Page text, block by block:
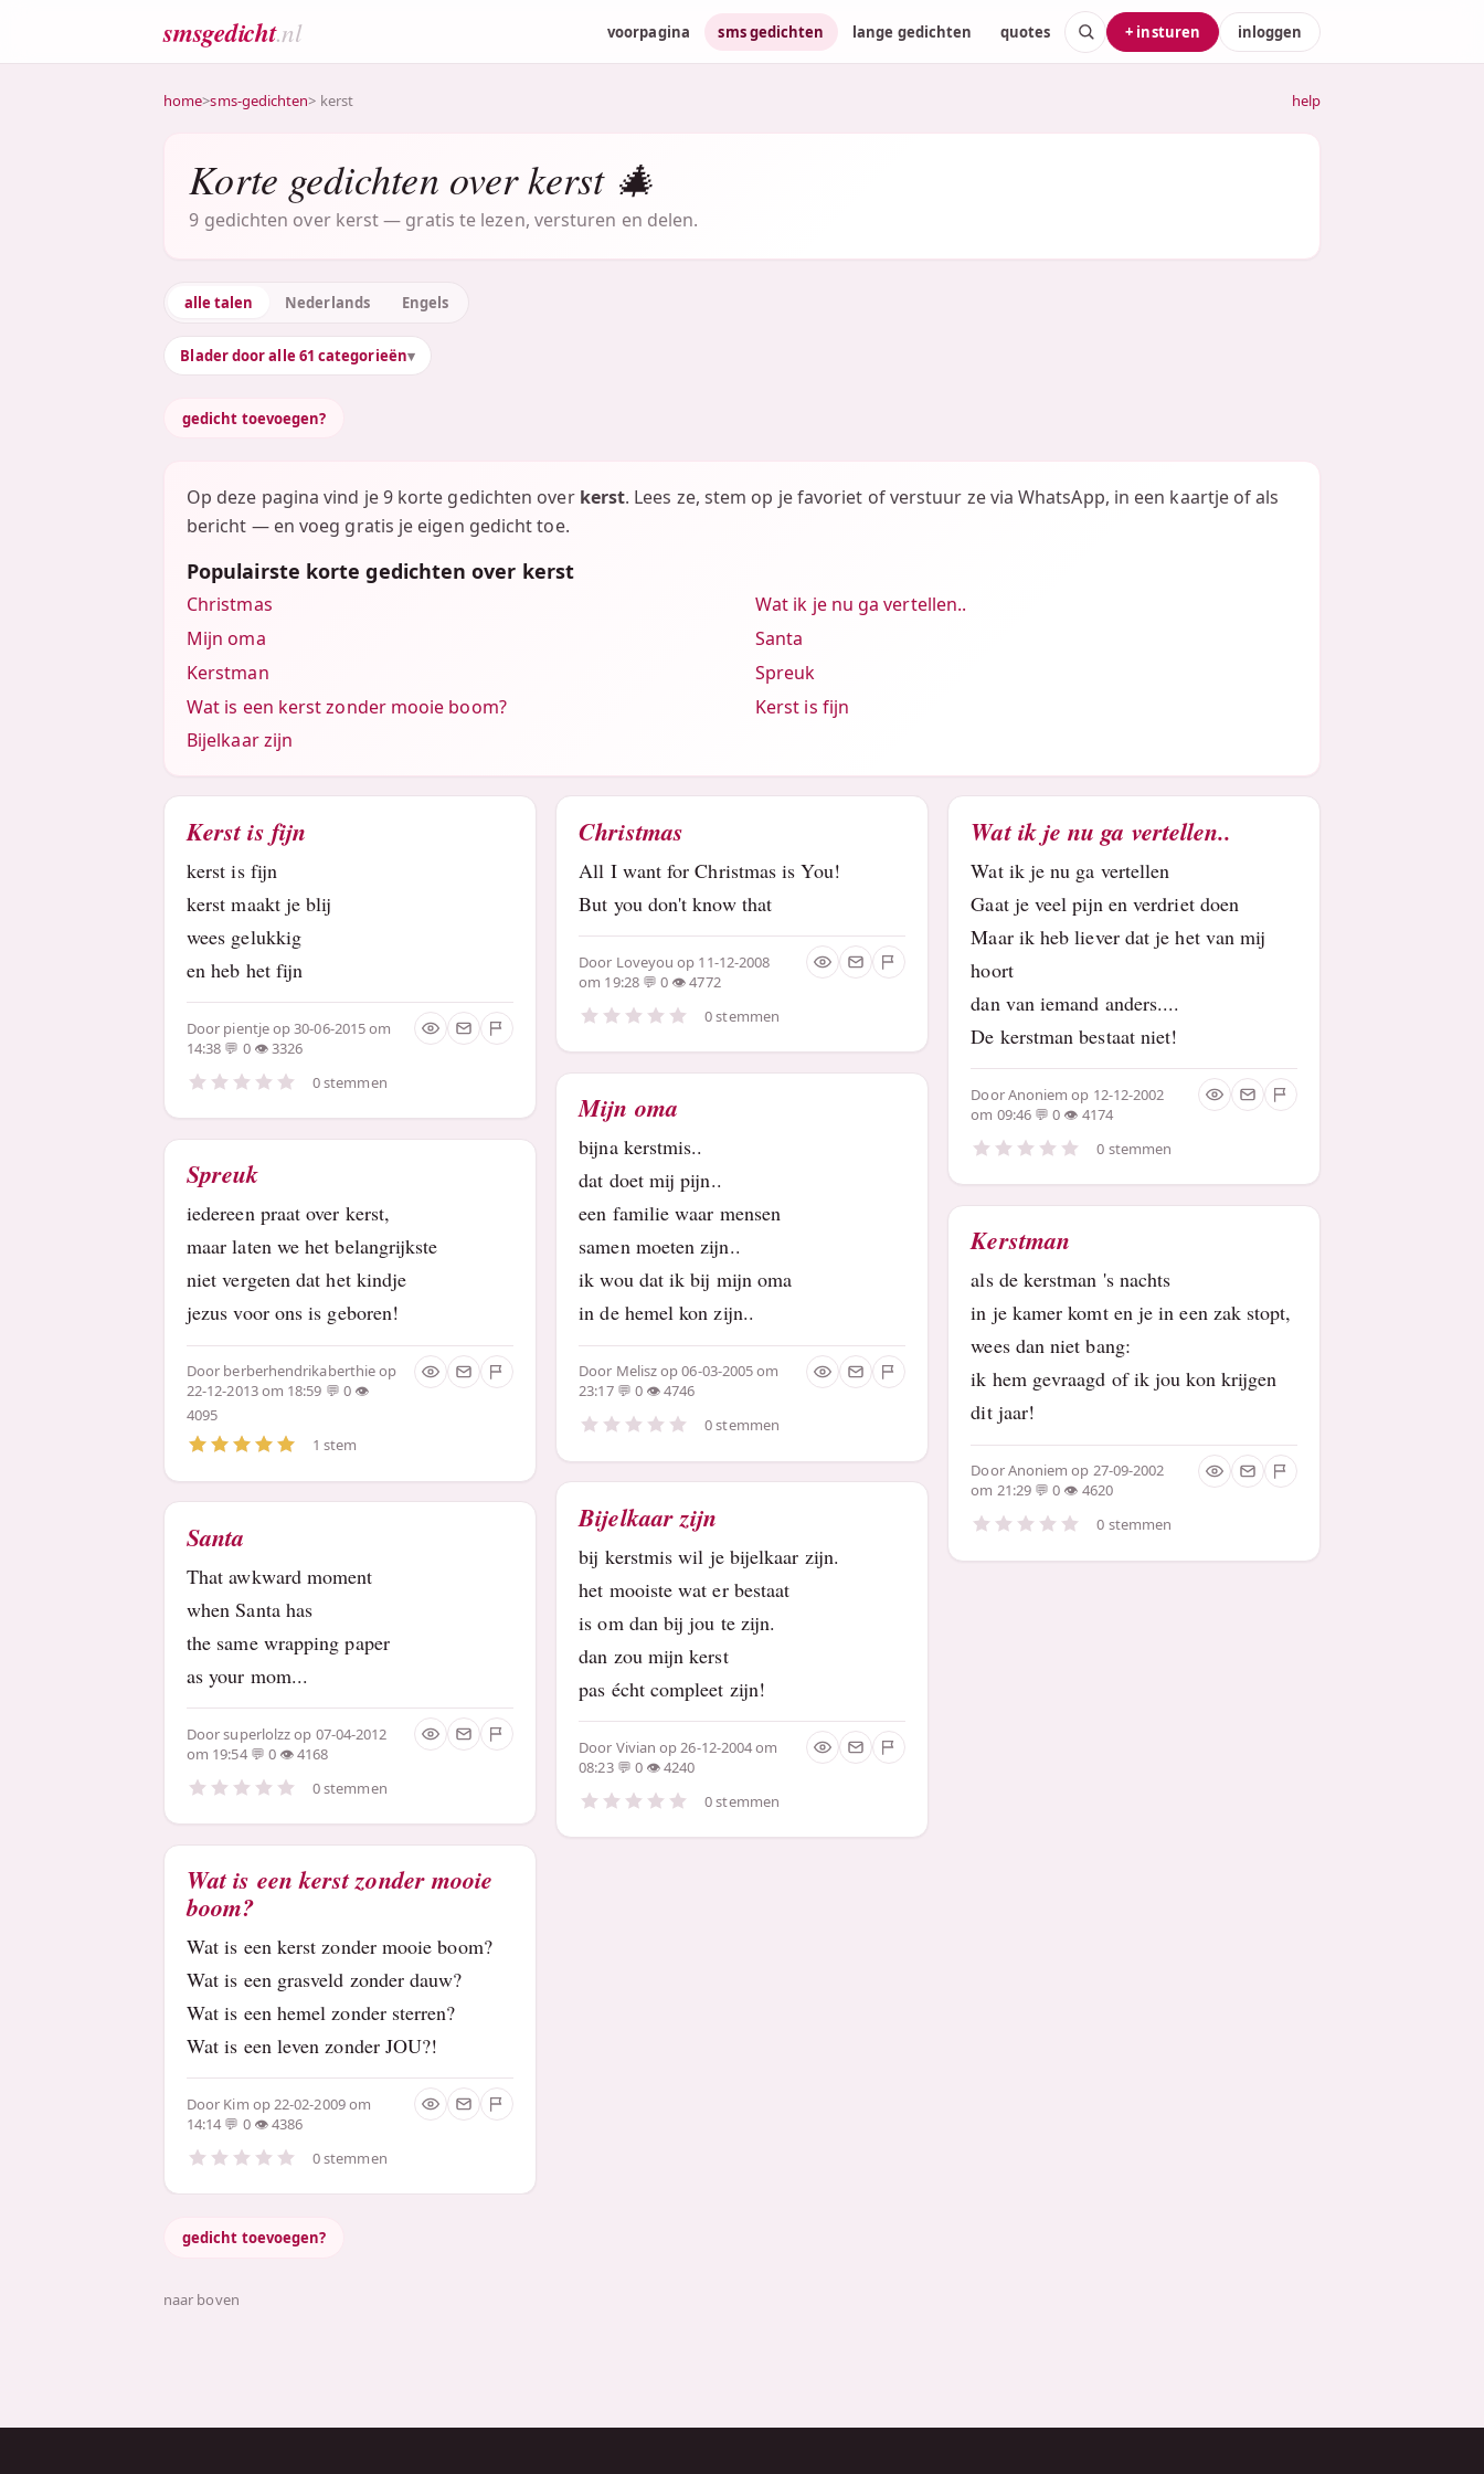
smsgedicht.nl voorpagina sms gedichten lange gedichten quotes + insturen inloggen
home>sms-gedichten> kerst help
Korte gedichten over kerst 🎄
9 gedichten over kerst — gratis te lezen, versturen en delen.
alle talen Nederlands Engels
Blader door alle 61 categorieën
gedicht toevoegen?
Op deze pagina vind je 9 korte gedichten over kerst. Lees ze, stem op je favoriet of verstuur ze via WhatsApp, in een kaartje of als
bericht — en voeg gratis je eigen gedicht toe.
Populairste korte gedichten over kerst
Christmas
Mijn oma
Kerstman
Wat is een kerst zonder mooie boom?
Bijelkaar zijn
Wat ik je nu ga vertellen..
Santa
Spreuk
Kerst is fijn
Kerst is fijn
kerst is fijn
kerst maakt je blij
wees gelukkig
en heb het fijn
Door pientjeop 30-06-2015 om
14:38
0
3326
0 stemmen
Spreuk
iedereen praat over kerst,
maar laten we het belangrijkste
niet vergeten dat het kindje
jezus voor ons is geboren!
Door berberhendrikaberthieop
22-12-2013 om 18:59
0
4095
1 stem
Santa
That awkward moment
when Santa has
the same wrapping paper
as your mom...
Doorsuperlolzzop 07-04-2012
om 19:54
0
4168
0 stemmen
Wat is een kerst zonder mooie
boom?
Wat is een kerst zonder mooie boom?
Wat is een grasveld zonder dauw?
Wat is een hemel zonder sterren?
Wat is een leven zonder JOU?!
Door Kim op 22-02-2009 om
14:14
0
4386
0 stemmen
Christmas
All I want for Christmas is You!
But you don't know that
Door Loveyou op 11-12-2008
om 19:28
0
4772
0 stemmen
Mijn oma
bijna kerstmis..
dat doet mij pijn..
een familie waar mensen
samen moeten zijn..
ik wou dat ik bij mijn oma
in de hemel kon zijn..
Door Meliszop 06-03-2005 om
23:17
0
4746
0 stemmen
Bijelkaar zijn
bij kerstmis wil je bijelkaar zijn.
het mooiste wat er bestaat
is om dan bij jou te zijn.
dan zou mijn kerst
pas écht compleet zijn!
Door Vivian op 26-12-2004 om
08:23
0
4240
0 stemmen
Wat ik je nu ga vertellen..
Wat ik je nu ga vertellen
Gaat je veel pijn en verdriet doen
Maar ik heb liever dat je het van mij
hoort
dan van iemand anders....
De kerstman bestaat niet!
DoorAnoniem op 12-12-2002
om 09:46
0
4174
0 stemmen
Kerstman
als de kerstman 's nachts
in je kamer komt en je in een zak stopt,
wees dan niet bang:
ik hem gevraagd of ik jou kon krijgen
dit jaar!
DoorAnoniem op 27-09-2002
om 21:29
0
4620
0 stemmen
gedicht toevoegen?
naar boven